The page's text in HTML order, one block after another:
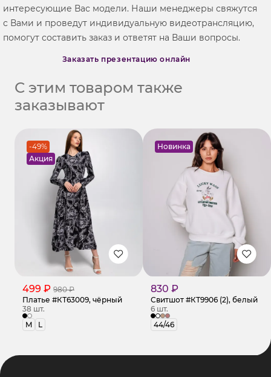
интересующие Вас модели. Наши менеджеры свяжутся
с Вами и проведут индивидуальную видеотрансляцию,
помогут составить заказ и ответят на Ваши вопросы.
Заказать презентацию онлайн
С этим товаром также
заказывают
-49%
Акция
499 ₽ 980 ₽
Платье #КТ63009, чёрный
38 шт.
M
L
Новинка
830 ₽
Свитшот #КТ9906 (2), белый
6 шт.
44/46